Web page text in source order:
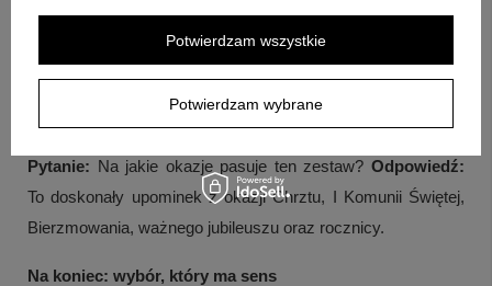
Pytanie: Na jakie okazje pasuje ten zestaw? Odpowiedź:
To doskonały upominek z okazji Chrztu, I Komunii Świętej,
Bierzmowania, ważnego jubileuszu oraz rocznicy.
Na koniec: wybór, który ma sens
Potwierdzam wybrane
Potwierdzam wszystkie